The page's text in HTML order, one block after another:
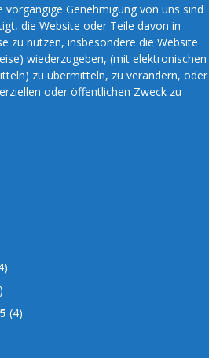
vorgängige Genehmigung von uns sind
die Website oder Teile davon in
zu nutzen, insbesondere die Website
wiederzugeben, (mit elektronischen
zu übermitteln, zu verändern, oder
oder öffentlichen Zweck zu
(4)